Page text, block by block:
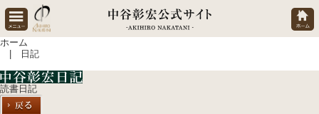
ホーム
| 日記
読書日記